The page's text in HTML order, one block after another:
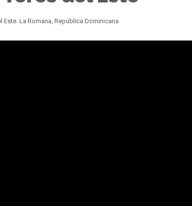
La Romana, República Dominicana